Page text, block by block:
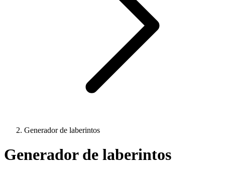
Generador de laberintos
Generador de laberintos